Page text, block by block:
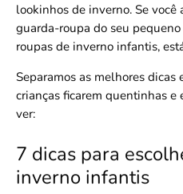
lookinhos de inverno. Se
guarda-roupa do seu
roupas de inverno infantis,
Separamos as melhores dicas
crianças ficarem quentinhas e
ver:
7 dicas para
inverno infantis